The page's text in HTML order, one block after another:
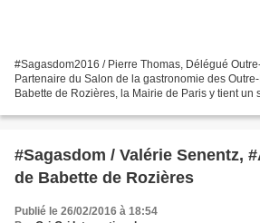
#Sagasdom2016 / Pierre Thomas, Délégué
Partenaire du Salon de la gastronomie des
Babette de Rozières, la Mairie de Paris y tient un
#Sagasdom / Valérie Senentz,
de Babette de Rozières
Publié le 26/02/2016 à 18:54